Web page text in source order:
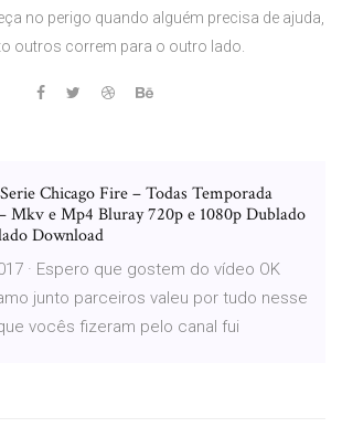
no perigo quando alguém precisa de ajuda,
outros correm para o outro lado.
Chicago Fire – Todas Temporada
Mkv e Mp4 Bluray 720p e 1080p Dublado
Download
· Espero que gostem do vídeo OK
junto parceiros valeu por tudo nesse
vocês fizeram pelo canal fui